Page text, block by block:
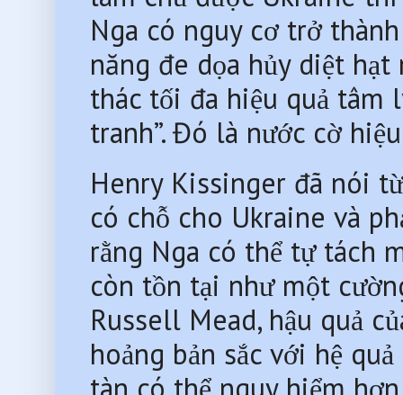
Nga có nguy cơ trở
năng đe dọa hủy diệt hạt
thác tối đa hiệu quả tâm
tranh”. Đó là nước cờ
Henry Kissinger đã nói
có chỗ cho Ukraine và
rằng Nga có thể tự tách
còn tồn tại như một
Russell Mead, hậu quả
hoảng bản sắc với hệ